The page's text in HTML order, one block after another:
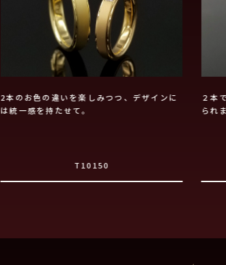
2本のお色の違いを楽しみつつ、デザインに
は統一感を持たせて。
T10150
２本
られ